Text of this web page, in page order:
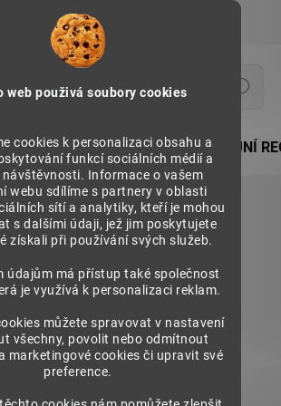
web použivá soubory cookies
cookies k personalizaci obsahu a
funkcí sociálních médií a
návštěvnosti. Informace o vašem
webu sdílíme s partnery v oblasti
sítí a analytiky, kteří je mohou
s dalšími údaji, jež jim poskytujete
získali při používání svých služeb.
údajům má přístup také společnost
je využívá k personalizaci reklam.
můžete spravovat v nastavení
všechny, povolit nebo odmítnout
marketingové cookies či upravit své
preference.
Prohlášení o používání COOKIES
Hledat
OBOUSTRANNÉ PRODEJNÍ
Police kovové - ELEGANT